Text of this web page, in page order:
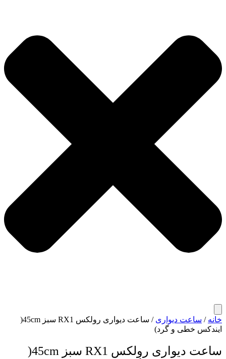
خانه / ساعت دیواری
/ ساعت دیواری رولکس RX1 سبز 45cm(
ایندکس خطی و گرد)
ساعت دیواری رولکس RX1 سبز 45cm(